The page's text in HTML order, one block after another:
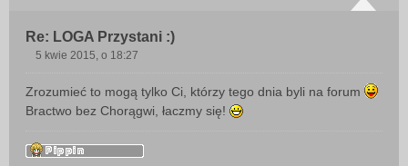
Re: LOGA Przystani :)
s
t
5 kwie 2015, o 18:27
Zrozumieć to mogą tylko Ci, którzy tego dnia byli na forum
Bractwo bez Chorągwi, łaczmy się!